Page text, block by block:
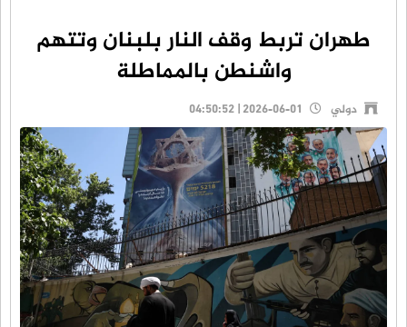
طهران تربط وقف النار بلبنان وتتهم
واشنطن بالمماطلة
دولي